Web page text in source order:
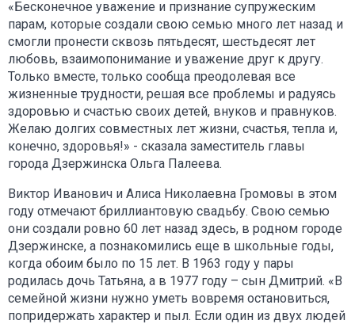
«Бесконечное уважение и признание супружеским
парам, которые создали свою семью много лет назад и
смогли пронести сквозь пятьдесят, шестьдесят лет
любовь, взаимопонимание и уважение друг к другу.
Только вместе, только сообща преодолевая все
жизненные трудности, решая все проблемы и радуясь
здоровью и счастью своих детей, внуков и правнуков.
Желаю долгих совместных лет жизни, счастья, тепла и,
конечно, здоровья!» - сказала заместитель главы
города Дзержинска Ольга Палеева.
Виктор Иванович и Алиса Николаевна Громовы в этом
году отмечают бриллиантовую свадьбу. Свою семью
они создали ровно 60 лет назад здесь, в родном городе
Дзержинске, а познакомились еще в школьные годы,
когда обоим было по 15 лет. В 1963 году у пары
родилась дочь Татьяна, а в 1977 году – сын Дмитрий. «В
семейной жизни нужно уметь вовремя остановиться,
попридержать характер и пыл. Если один из двух людей